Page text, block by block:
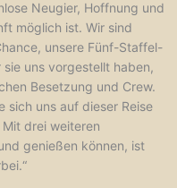
Neugier, Hoffnung und
möglich ist. Wir sind
unsere Fünf-Staffel-
uns vorgestellt haben,
Besetzung und Crew.
sich uns auf dieser Reise
drei weiteren
genießen können, ist